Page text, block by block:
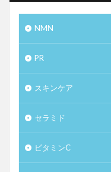
NMN
PR
スキンケア
セラミド
ビタミンC